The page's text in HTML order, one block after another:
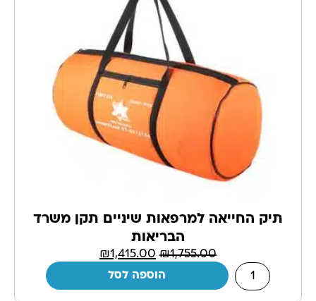
תיק החייאה למרפאות שיניים תקן משרד
הבריאות
₪1,755.00
₪1,415.00
הוספה לסל